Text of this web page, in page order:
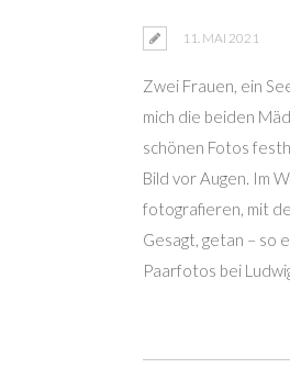
11. MAI 2021
Zwei Frauen, ein
mich die beiden
schönen Fotos
Bild vor Augen. Im
fotografieren, mit
Gesagt, getan – so
Paarfotos bei